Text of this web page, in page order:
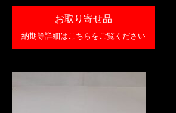
お取り寄せ品
納期等詳細はこちらをご覧ください